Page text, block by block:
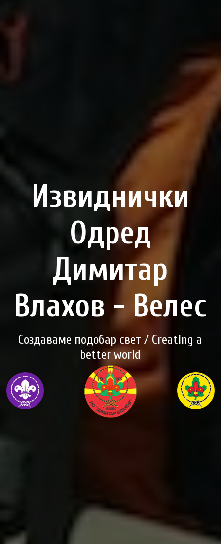
Извиднички
Одред
Димитар
Влахов - Велес
Создаваме подобар свет / Creating a
better world